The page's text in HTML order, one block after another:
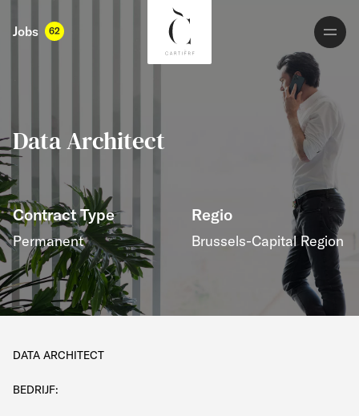
Jobs 62
Data Architect
Contract Type
Permanent
Regio
Brussels-Capital Region
​​​​​DATA ARCHITECT
BEDRIJF: